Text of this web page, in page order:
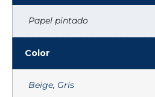
Papel pintado
Color
Beige, Gris